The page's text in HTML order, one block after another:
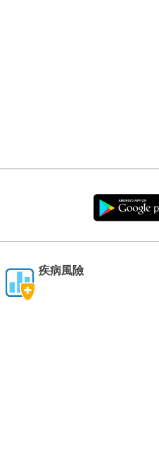
疾病風險